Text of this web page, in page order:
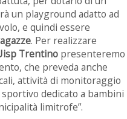
un playground adatto ad
e quindi essere
. Per realizzare
Trentino presenteremo
che preveda anche
attività di monitoraggio
dedicato a bambini
limitrofe”.